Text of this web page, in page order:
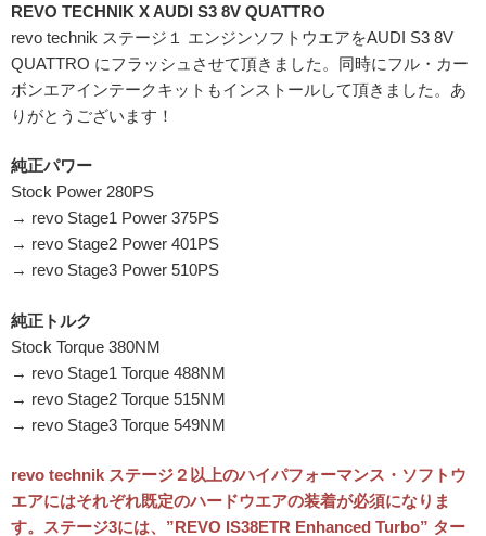
REVO TECHNIK X AUDI S3 8V QUATTRO
revo technik ステージ１ エンジンソフトウエアをAUDI S3 8V
QUATTRO にフラッシュさせて頂きました。同時にフル・カー
ボンエアインテークキットもインストールして頂きました。あ
りがとうございます！
純正パワー
Stock Power 280PS
→ revo Stage1 Power 375PS
→ revo Stage2 Power 401PS
→ revo Stage3 Power 510PS
純正トルク
Stock Torque 380NM
→ revo Stage1 Torque 488NM
→ revo Stage2 Torque 515NM
→ revo Stage3 Torque 549NM
revo technik ステージ２以上のハイパフォーマンス・ソフトウ
エアにはそれぞれ既定のハードウエアの装着が必須になりま
す。ステージ3には、”REVO IS38ETR Enhanced Turbo” ター